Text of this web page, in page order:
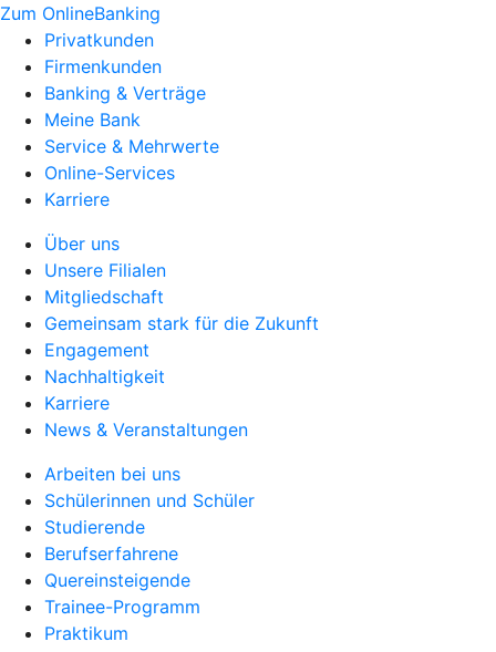
Zum OnlineBanking
Privatkunden
Firmenkunden
Banking & Verträge
Meine Bank
Service & Mehrwerte
Online-Services
Karriere
Über uns
Unsere Filialen
Mitgliedschaft
Gemeinsam stark für die Zukunft
Engagement
Nachhaltigkeit
Karriere
News & Veranstaltungen
Arbeiten bei uns
Schülerinnen und Schüler
Studierende
Berufserfahrene
Quereinsteigende
Trainee-Programm
Praktikum